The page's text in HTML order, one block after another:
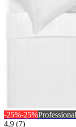
-25%-25%Professional
4,9 (7)